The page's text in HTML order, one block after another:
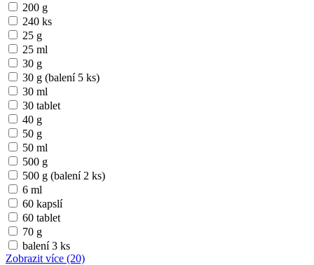
200 g
240 ks
25 g
25 ml
30 g
30 g (balení 5 ks)
30 ml
30 tablet
40 g
50 g
50 ml
500 g
500 g (balení 2 ks)
6 ml
60 kapslí
60 tablet
70 g
balení 3 ks
Zobrazit více (20)